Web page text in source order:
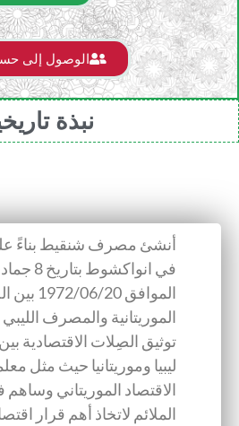
الوصول إلى
نبذة
أنشئ مصرف شنقيط بناءً علي
الموافق
الموريتانية والمصرف
توثيق الصِلات الاقتصادية
ليبيا وموريتانيا حيث مثل
الاقتصاد الموريتاني وساهم
الملائم لاتخاذ أهم قرار